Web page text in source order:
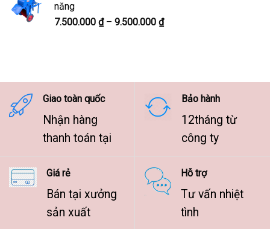
9.500.000 ₫
năng
7.500.000 ₫ – 9.500.000 ₫Khoảng
9.500.000 ₫
Giao toàn quốc
Nhận hàng
thanh toán tại
Bảo hành
12tháng từ
công ty
Giá rẻ
Bán tại xưởng
sản xuất
Hỗ trợ
Tư vấn nhiệt
tình